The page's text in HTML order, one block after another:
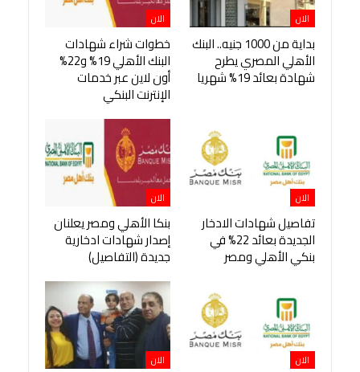
الان
بداية من 1000 جنيه.. البنك
الأهلي المصري يطرح
شهادة بعائد 19% شهريا
الان
خطوات شراء شهادات
البنك الأهلي 19% و22%
أون لاين عبر خدمات
الإنترنت البنكي
الان
تفاصيل شهادات الادخار
الجديدة بعائد 22% في
بنكي الأهلي ومصر
الان
بنكا الأهلي ومصر يعلنان
إصدار شهادات ادخارية
جديدة (التفاصيل)
الان الان